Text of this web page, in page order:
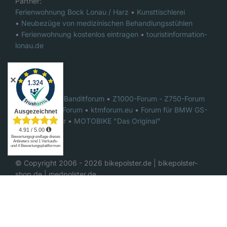
Ferienwohnung Bock Lonau / Harz • Kunsttischlerei
• Neubezüge von medizinischen Behandlungsstühlen
• Ferienwohnung kostenlos eintragen • touristinformation-
lonau.de
Foren:
Das ultimative Banditforum • Z1000-Forum - Z750-Forum
•GSX-R1000 Forum • ktmforum.eu • Forum für BMW GS-
Motorradfahrer • MOTOBIKE "Das Original"
© Copyright 2006 - 2026 bikepolster.de | bikepolster-
shop.de | medpolster.de
✕